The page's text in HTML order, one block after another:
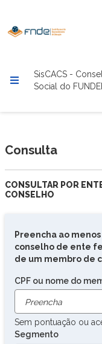
SisCACS -
Social do
Consulta
CONSULTAR POR
CONSELHO
Preencha ao
conselho de ente
de um membro de
CPF ou nome do
Sem pontuação ou
Segmento